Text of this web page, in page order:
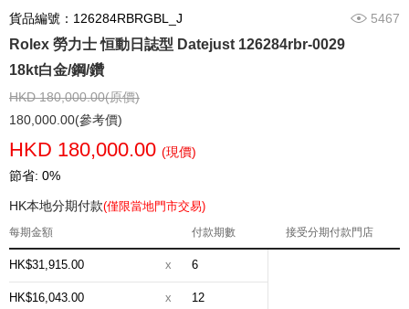
貨品編號：126284RBRGBL_J 5467
Rolex 勞力士 恒動日誌型 Datejust 126284rbr-0029
18kt白金/鋼/鑽
HKD 180,000.00(原價)
180,000.00(參考價)
HKD 180,000.00 (現價)
節省: 0%
HK本地分期付款(僅限當地門市交易)
每期金額 付款期數 接受分期付款門店
HK$31,915.00 x 6
HK$16,043.00 x 12